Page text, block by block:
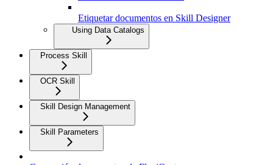
Etiquetar documentos en Skill Designer
Using Data Catalogs
Process Skill
OCR Skill
Skill Design Management
Skill Parameters